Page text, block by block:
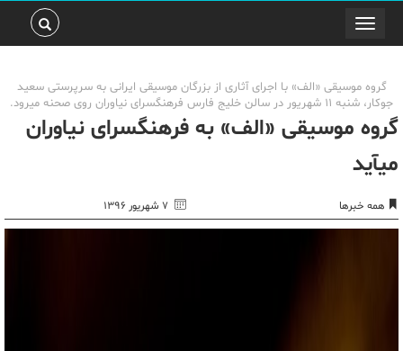
Toggle
navigation
گروه موسیقی «الف» با اجرای آثاری از بزرگان موسیقی ایرانی به سرپرستی سعید
جوکار، شنبه 11 شهریور در سالن خلیج فارس فرهنگسرای نیاوران روی صحنه می‎رود.
گروه موسیقی «الف» به فرهنگسرای نیاوران
می‎آید
همه خبرها ۷ شهریور ۱۳۹۶